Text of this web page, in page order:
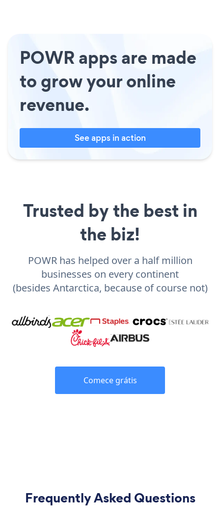
POWR apps are made
to grow your online
revenue.
See apps in action
Trusted by the best in
the biz!
POWR has helped over a half million
businesses on every continent
(besides Antarctica, because of course not)
Comece grátis
Frequently Asked Questions